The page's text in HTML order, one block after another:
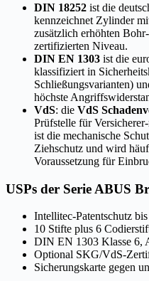
DIN 18252 ist die
kennzeichnet Zylinder
zusätzlich erhöhten
zertifizierten Niveau.
DIN EN 1303 ist die
klassifiziert in
Schließungsvarianten)
höchste
VdS: die VdS
Prüfstelle für
ist die mechanische
Ziehschutz und wird
Voraussetzung für
USPs der Serie ABUS
Intellitec-Patentschutz
10 Stifte plus 6
DIN EN 1303 Klasse 6,
Optional SKG/VdS-
Sicherungskarte gegen